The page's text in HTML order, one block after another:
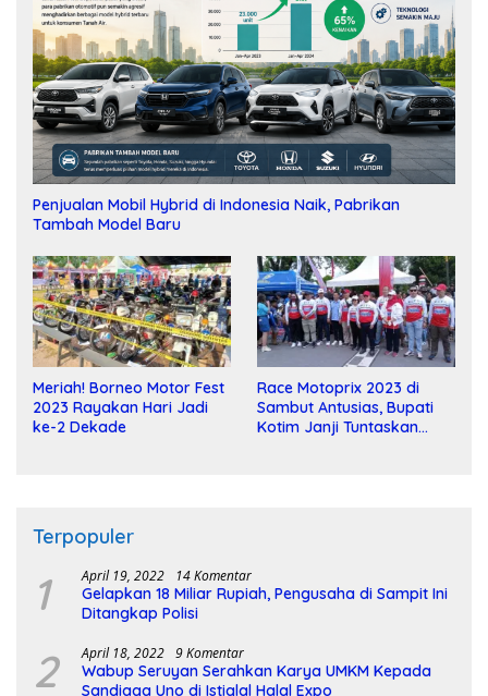
Penjualan Mobil Hybrid di Indonesia Naik, Pabrikan
Tambah Model Baru
Meriah! Borneo Motor Fest
2023 Rayakan Hari Jadi
ke-2 Dekade
Race Motoprix 2023 di
Sambut Antusias, Bupati
Kotim Janji Tuntaskan
Terpopuler
1 April 19, 2022 14 Komentar
Gelapkan 18 Miliar Rupiah, Pengusaha di Sampit Ini
Ditangkap Polisi
2 April 18, 2022 9 Komentar
Wabup Seruyan Serahkan Karya UMKM Kepada
Sandiaga Uno di Istiqlal Halal Expo